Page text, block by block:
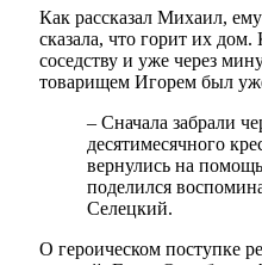
Как рассказал Михаил,
сказала, что горит их
соседству и уже через
товарищем Игорем был
– Сначала забрали
десятимесячного
вернулись на
поделился
Селецкий.
О героическом поступке